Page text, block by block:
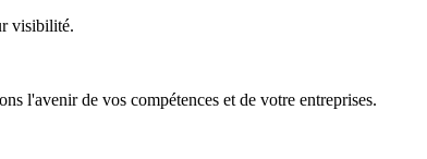
visibilité.
l'avenir de vos compétences et de votre entreprises.